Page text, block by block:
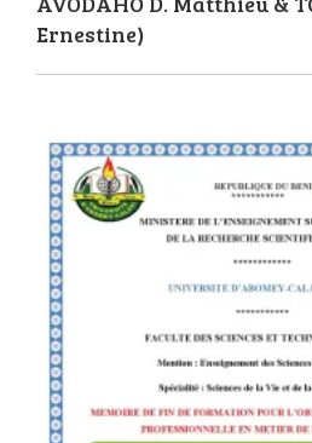
Ernestine)